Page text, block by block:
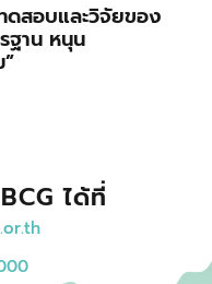
สอบและวิจัยของ
ฐาน หนุน
ได้ที่